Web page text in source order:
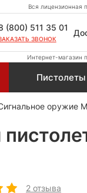
Вся лицензионная
(800) 511 35 01
ЗВОНОК
Интернет-магазин
Пистолеты
оружие
2 отзыва